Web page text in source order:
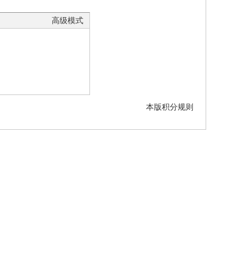
高级模式
本版积分规则